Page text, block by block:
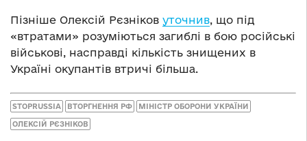
Пізніше Олексій Рєзніков уточнив, що під
«втратами» розуміються загиблі в бою російські
військові, насправді кількість знищених в
Україні окупантів втричі більша.
STOPRUSSIA ВТОРГНЕННЯ РФ МІНІСТР ОБОРОНИ УКРАЇНИ
ОЛЕКСІЙ РЄЗНІКОВ